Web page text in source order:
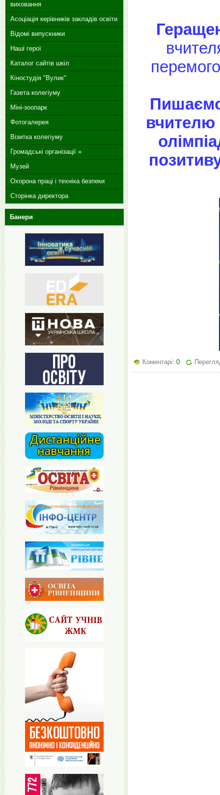
вчителю
Коментарі: 0
виховання
Асоціація керівників закладів освіти
Відомі випускники
Наші герої
Каталог сайтів шкіл
Кіностудія "Вулик"
Газета колегіуму
Міні-зоопарк
Фотогалерея
Візитка колегіуму
Громадські організації »
Музей
Охорона праці і техніка безпеки
Сторінка директора
Банери